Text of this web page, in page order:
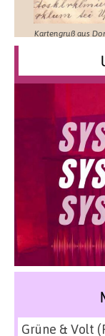
Kartengruß aus
Grüne & Volt